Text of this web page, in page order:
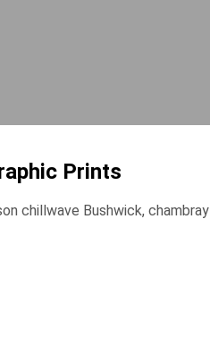
Prints
chillwave Bushwick, chambray